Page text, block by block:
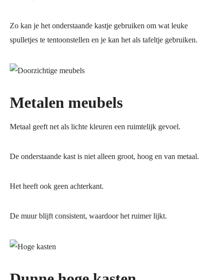
Zo kan je het onderstaande kastje gebruiken om wat leuke
spulletjes te tentoonstellen en je kan het als tafeltje gebruiken.
Metalen meubels
Metaal geeft net als lichte kleuren een ruimtelijk gevoel.
De onderstaande kast is niet alleen groot, hoog en van metaal.
Het heeft ook geen achterkant.
De muur blijft consistent, waardoor het ruimer lijkt.